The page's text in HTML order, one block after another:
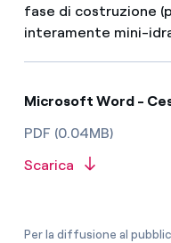
fase di costruzione
interamente mini-
Microsoft Word -
PDF (0.04MB)
Scarica
Per la diffusione al